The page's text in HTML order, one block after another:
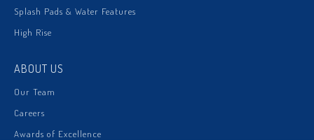
Splash Pads & Water Features
High Rise
ABOUT US
Our Team
Careers
Awards of Excellence